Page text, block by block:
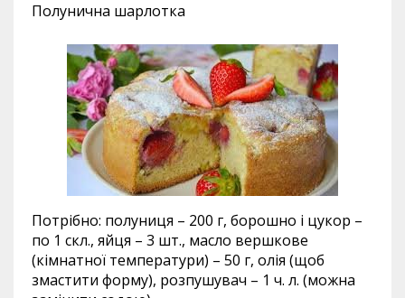
Полунична шарлотка
Потрібно: полуниця – 200 г, борошно і цукор –
по 1 скл., яйця – 3 шт., масло вершкове
(кімнатної температури) – 50 г, олія (щоб
змастити форму), розпушувач – 1 ч. л. (можна